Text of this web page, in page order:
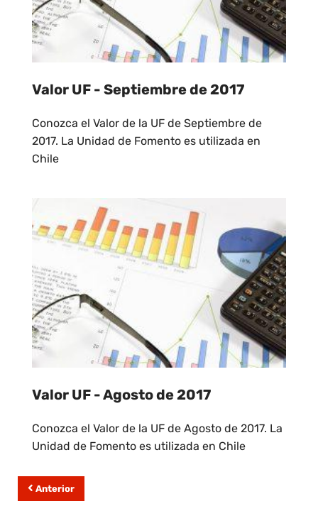
Valor UF - Septiembre de 2017
Conozca el Valor de la UF de Septiembre de
2017. La Unidad de Fomento es utilizada en
Chile
Valor UF - Agosto de 2017
Conozca el Valor de la UF de Agosto de 2017. La
Unidad de Fomento es utilizada en Chile
Anterior